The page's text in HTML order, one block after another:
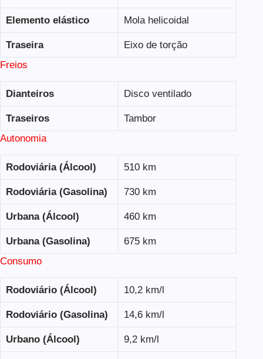
Elemento elástico Mola helicoidal
Traseira
Eixo de torção
Freios
Dianteiros Disco ventilado
Traseiros
Tambor
Autonomia
Rodoviária (Álcool) 510 km
Rodoviária (Gasolina) 730 km
Urbana (Álcool) 460 km
Urbana (Gasolina)
675 km
Consumo
Rodoviário (Álcool) 10,2 km/l
Rodoviário (Gasolina) 14,6 km/l
Urbano (Álcool) 9,2 km/l